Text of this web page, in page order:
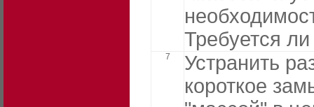
Требуется
7
Устранить
короткое